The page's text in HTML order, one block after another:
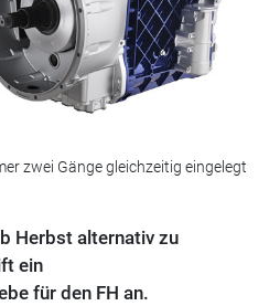
zwei Gänge gleichzeitig eingelegt
Herbst alternativ zu
ein
für den FH an.